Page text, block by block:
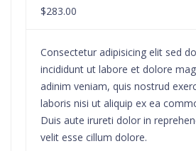
$283.00
Consectetur adipisicing elit sed
incididunt ut labore et dolore
adinim veniam, quis nostrud
laboris nisi ut aliquip ex ea
Duis aute irureti dolor in
velit esse cillum dolore.